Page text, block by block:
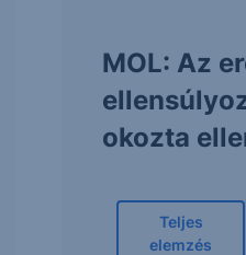
MOL: Az
okozta
Teljes
elemzés